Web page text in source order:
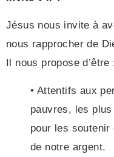
Jésus nous invite à
nous rapprocher de
Il nous propose d’être
• Attentifs aux
pauvres, les
pour les soutenir
de notre argent.